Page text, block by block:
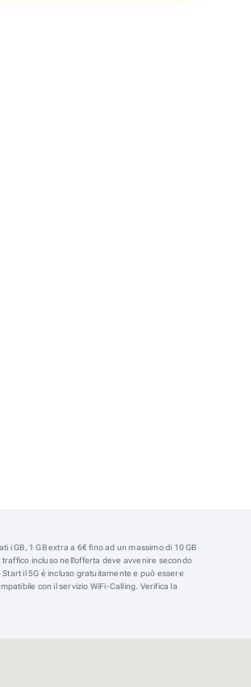
GB, 1 GB extra a 6€ fino ad un massimo di 10 GB
traffico incluso nell’offerta deve avvenire secondo
Start il 5G è incluso gratuitamente e può essere
con il servizio WiFi-Calling. Verifica la